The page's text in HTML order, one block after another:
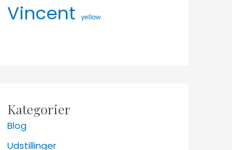
Vincent yellow
Kategorier
Blog
Udstillinger